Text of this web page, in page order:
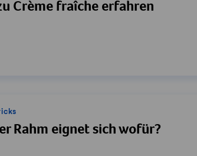
Crème fraîche erfahren
Rahm eignet sich wofür?